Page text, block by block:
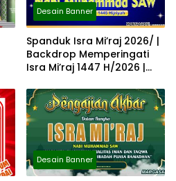
Desain Banner
Spanduk Isra Mi’raj 2026/ |
Backdrop Memperingati
Isra Mi’raj 1447 H/2026 |
Isra Mi’raj
Desain Banner